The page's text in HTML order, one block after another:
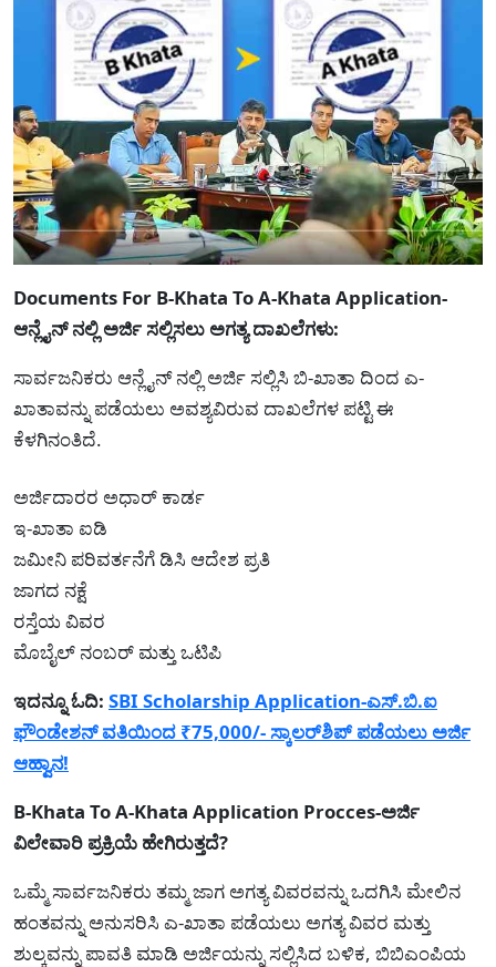
Documents For B-Khata To A-Khata Application-
ಆನ್ಲೈನ್ ನಲ್ಲಿ ಅರ್ಜಿ ಸಲ್ಲಿಸಲು ಅಗತ್ಯ ದಾಖಲೆಗಳು:
ಸಾರ್ವಜನಿಕರು ಆನ್ಲೈನ್ ನಲ್ಲಿ ಅರ್ಜಿ ಸಲ್ಲಿಸಿ ಬಿ-ಖಾತಾ ದಿಂದ ಎ-
ಖಾತಾವನ್ನು ಪಡೆಯಲು ಅವಶ್ಯವಿರುವ ದಾಖಲೆಗಳ ಪಟ್ಟಿ ಈ
ಕೆಳಗಿನಂತಿದೆ.
ಅರ್ಜಿದಾರರ ಅಧಾರ್ ಕಾರ್ಡ
ಇ-ಖಾತಾ ಐಡಿ
ಜಮೀನಿ ಪರಿವರ್ತನೆಗೆ ಡಿಸಿ ಆದೇಶ ಪ್ರತಿ
ಜಾಗದ ನಕ್ಷೆ
ರಸ್ತೆಯ ವಿವರ
ಮೊಬೈಲ್ ನಂಬರ್ ಮತ್ತು ಒಟಿಪಿ
ಇದನ್ನೂ ಓದಿ: SBI Scholarship Application-ಎಸ್.ಬಿ.ಐ
ಫೌಂಡೇಶನ್ ವತಿಯಿಂದ ₹75,000/- ಸ್ಕಾಲರ್‌ಶಿಪ್ ಪಡೆಯಲು ಅರ್ಜಿ
ಆಹ್ವಾನ!
B-Khata To A-Khata Application Procces-ಅರ್ಜಿ
ವಿಲೇವಾರಿ ಪ್ರಕ್ರಿಯೆ ಹೇಗಿರುತ್ತದೆ?
ಒಮ್ಮೆ ಸಾರ್ವಜನಿಕರು ತಮ್ಮ ಜಾಗ ಅಗತ್ಯ ವಿವರವನ್ನು ಒದಗಿಸಿ ಮೇಲಿನ
ಹಂತವನ್ನು ಅನುಸರಿಸಿ ಎ-ಖಾತಾ ಪಡೆಯಲು ಅಗತ್ಯ ವಿವರ ಮತ್ತು
ಶುಲ್ಕವನ್ನು ಪಾವತಿ ಮಾಡಿ ಅರ್ಜಿಯನ್ನು ಸಲ್ಲಿಸಿದ ಬಳಿಕ, ಬಿಬಿಎಂಪಿಯ